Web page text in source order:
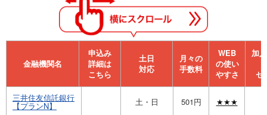
金融機関名
申込み
詳細は
こちら
⼟⽇
対応
月々の
手数料
WEB
の使い
やすさ
加
セ
三井住友信託銀行
【プランN】 土・日 501円 ★★★